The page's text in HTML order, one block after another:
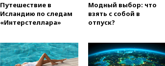
отказал Украине в
использовании Starlink для
атак вглубь РФ
складе в Брянске возбудили
уголовное дело
Путешествие в
Исландию по следам
«Интерстеллара»
Модный выбор: что
взять с собой в
отпуск?